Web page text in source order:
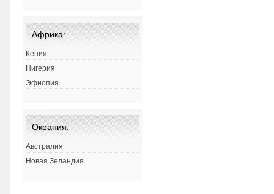
Африка:
Кения
Нигерия
Эфиопия
Океания:
Австралия
Новая Зеландия